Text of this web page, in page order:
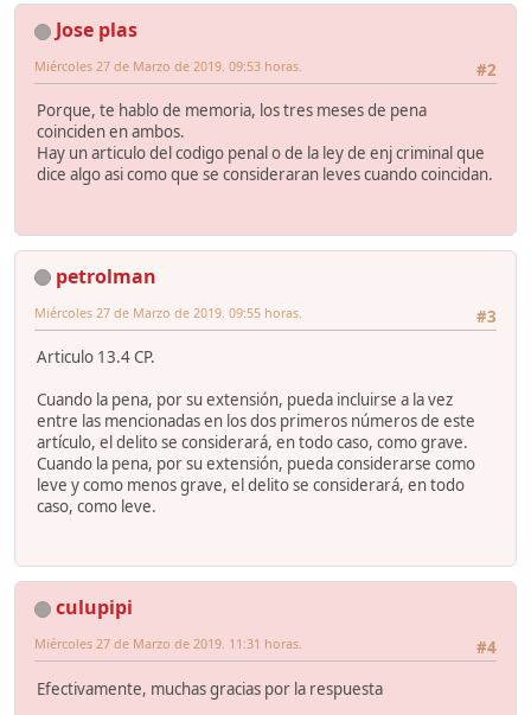
Jose plas
#2
Miércoles 27 de Marzo de 2019. 09:53 horas.
Porque, te hablo de memoria, los tres meses de pena
coinciden en ambos.
Hay un articulo del codigo penal o de la ley de enj criminal que
dice algo asi como que se consideraran leves cuando coincidan.
petrolman
#3
Miércoles 27 de Marzo de 2019. 09:55 horas.
Articulo 13.4 CP.
Cuando la pena, por su extensión, pueda incluirse a la vez
entre las mencionadas en los dos primeros números de este
artículo, el delito se considerará, en todo caso, como grave.
Cuando la pena, por su extensión, pueda considerarse como
leve y como menos grave, el delito se considerará, en todo
caso, como leve.
culupipi
#4
Miércoles 27 de Marzo de 2019. 11:31 horas.
Efectivamente, muchas gracias por la respuesta